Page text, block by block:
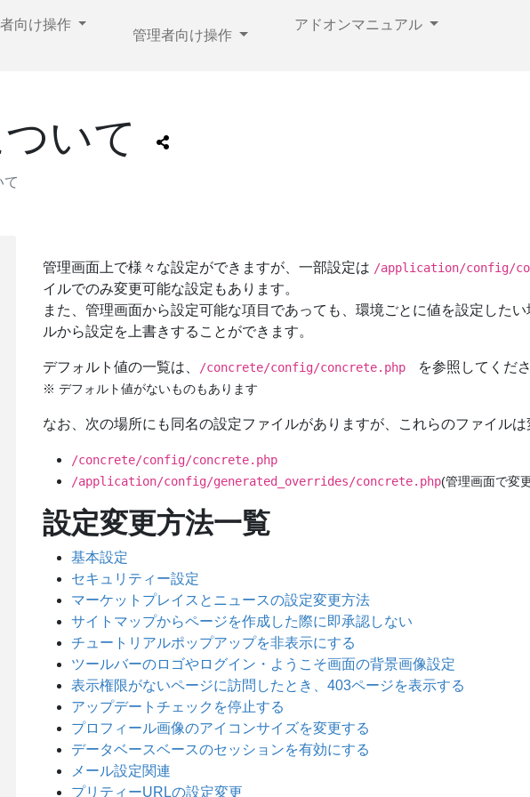
向け操作
管理者向け操作
アドオンマニュアル
いて
て
管理画面上で様々な設定ができますが、一部設定は /application/config/
イルでのみ変更可能な設定もあります。
また、管理画面から設定可能な項目であっても、環境ごとに値を設定した
ルから設定を上書きすることができます。
デフォルト値の一覧は、 /concrete/config/concrete.php を参照してくださ
※ デフォルト値がないものもあります
なお、次の場所にも同名の設定ファイルがありますが、これらのファイルは
/concrete/config/concrete.php
/application/config/generated_overrides/concrete.php(管理画面で変
設定変更方法一覧
基本設定
セキュリティー設定
マーケットプレイスとニュースの設定変更方法
サイトマップからページを作成した際に即承認しない
チュートリアルポップアップを非表示にする
ツールバーのロゴやログイン・ようこそ画面の背景画像設定
表示権限がないページに訪問したとき、403ページを表示する
アップデートチェックを停止する
プロフィール画像のアイコンサイズを変更する
データベースベースのセッションを有効にする
メール設定関連
プリティーURLの設定変更